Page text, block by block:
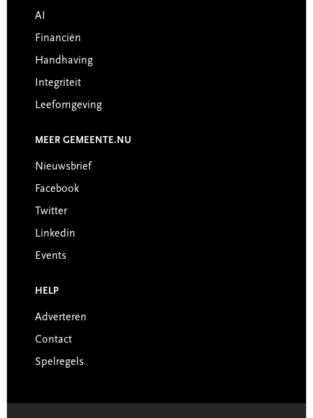
AI
Financiën
Handhaving
Integriteit
Leefomgeving
MEER GEMEENTE.NU
Nieuwsbrief
Facebook
Twitter
Linkedin
Events
HELP
Adverteren
Contact
Spelregels